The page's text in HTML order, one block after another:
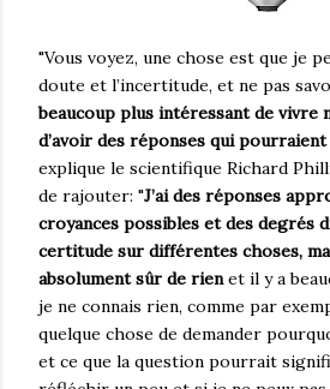
"Vous voyez, une chose est que je
doute et l’incertitude, et ne pas
beaucoup plus intéressant de vivre
d’avoir des réponses qui
explique le scientifique Richard
de rajouter: "J’ai des réponses
croyances possibles et des degrés
certitude sur différentes choses,
absolument sûr de rienet il y a
je ne connais rien, comme par
quelque chose de demander
et ce que la question pourrait